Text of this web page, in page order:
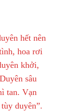
hết nên
hoa rơi
khởi,
sâu
tan. Vạn
duyên”.